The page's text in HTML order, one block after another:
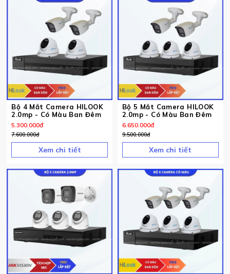
Bộ 4 Mắt Camera HILOOK
2.0mp - Có Màu Ban Đêm
5.300.000đ
7.600.000đ
Xem chi tiết
Bộ 5 Mắt Camera HILOOK
2.0mp - Có Màu Ban Đêm
6.650.000đ
9.500.000đ
Xem chi tiết